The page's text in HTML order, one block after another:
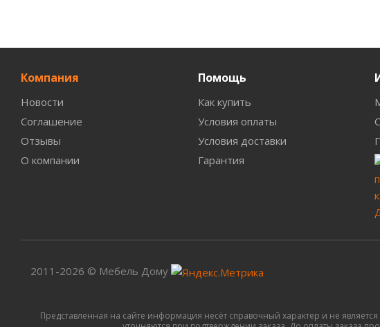
Компания
Новости
Соглашение
Отзывы
О компании
Помощь
Как купить
Условия оплаты
Условия доставки
Гарантия
2011-2026 © Мебель Дому
Представленная на сайте информация несёт справочный характер и не